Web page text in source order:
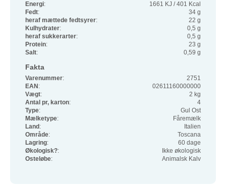
Energi:
1661 KJ / 401 Kcal
Fedt:
34 g
heraf mættede fedtsyrer:
22 g
Kulhydrater:
0,5 g
heraf sukkerarter:
0,5 g
Protein:
23 g
Salt: 0,59 g
Fakta
Varenummer:
2751
EAN:
02611160000000
Vægt:
2 kg
Antal pr, karton:
4
Type:
Gul Ost
Mælketype:
Fåremælk
Land:
Italien
Område:
Toscana
Lagring:
60 dage
Økologisk?:
Ikke økologisk
Osteløbe: Animalsk Kalv